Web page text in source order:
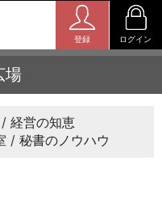
登録 ログイン
場
経営の知恵
秘書のノウハウ